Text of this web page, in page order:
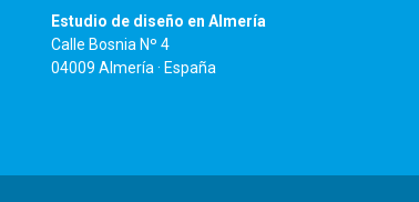
Estudio de diseño en Almería
Calle Bosnia Nº 4
04009 Almería · España